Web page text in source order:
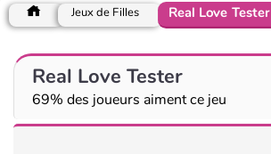
Jeux de Filles Real Love Tester
Real Love Tester
69% des joueurs aiment ce jeu